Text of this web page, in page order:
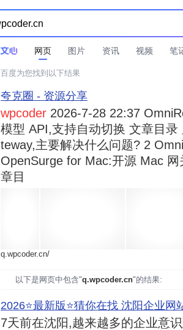
网页 图片 资讯 视频 笔
时间不限  所有网页和文件  站点内检索 
百度为您找到以下结果
夸克圈 - 资源分享
wpcoder 2026-7-28 22:37
模型 API,支持自动切换 文章目
teway,主要解决什么问题? 2
OpenSurge for Mac:开源 Mac
章目
q.wpcoder.cn/
以下是网页中包含"q.wpcoder.cn"的结果:
2026⭐️最新版⭐️猜你在找 沈阳企业网
7天前在沈阳,越来越多的企业意